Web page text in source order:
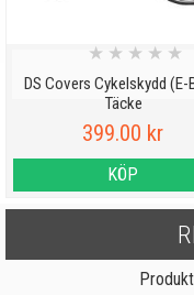
DS Covers Cykelskydd (E-
Täcke
★ ★ ★ ★ ★
399.00 kr
KÖP